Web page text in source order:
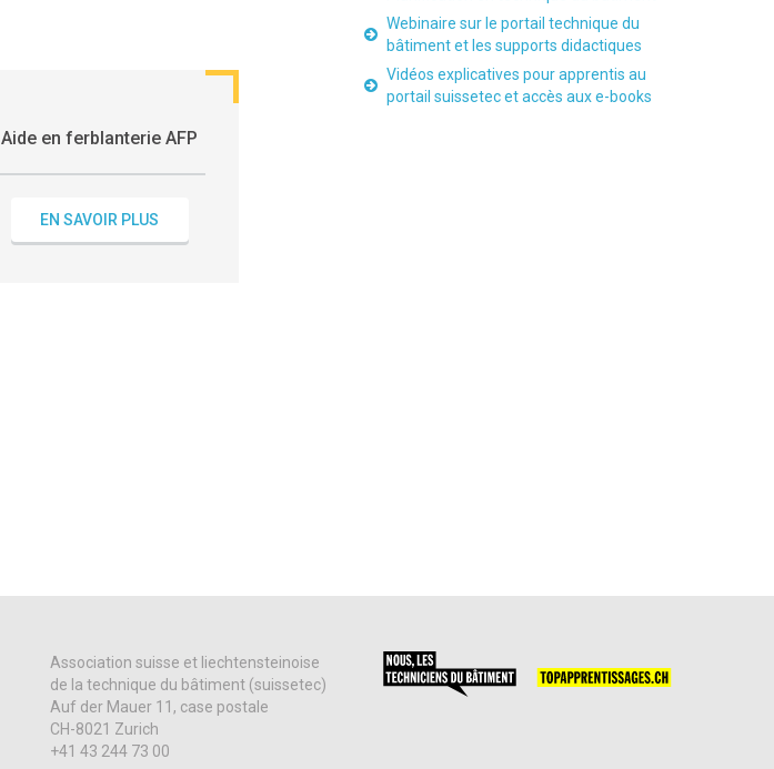
Aide en ferblanterie AFP
EN SAVOIR PLUS
Webinaire sur le portail technique du
bâtiment et les supports didactiques
Vidéos explicatives pour apprentis au
portail suissetec et accès aux e-books
Association suisse et liechtensteinoise
de la technique du bâtiment (suissetec)
Auf der Mauer 11, case postale
CH-8021 Zurich
+41 43 244 73 00